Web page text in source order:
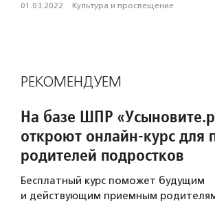
01.03.2022 · Культура и просвещение
РЕКОМЕНДУЕМ
На базе ШПР
откроют онлайн-курс для
родителей подростков
Бесплатный курс поможет будущим
и действующим приемным